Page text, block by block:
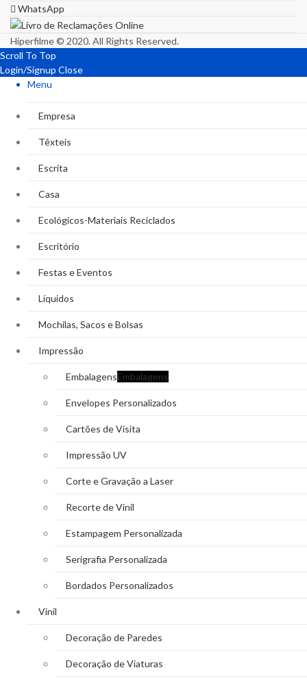
WhatsApp
Hiperfilme © 2020. All Rights Reserved.
Scroll To Top
Login/Signup Close
Menu
Empresa
Têxteis
Escrita
Casa
Ecológicos-Materiais Reciclados
Escritório
Festas e Eventos
Líquidos
Mochilas, Sacos e Bolsas
Impressão
EmbalagensEmbalagens
Envelopes Personalizados
Cartões de Visita
Impressão UV
Corte e Gravação a Laser
Recorte de Vinil
Estampagem Personalizada
Serigrafia Personalizada
Bordados Personalizados
Vinil
Decoração de Paredes
Decoração de Viaturas